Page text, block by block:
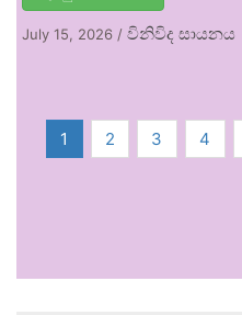
July 15, 2026 / විනිවිද සායනය
1 2 3 4